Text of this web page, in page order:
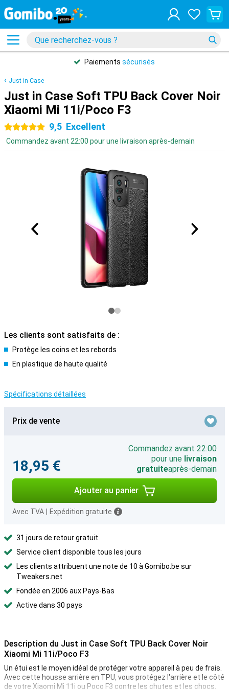
Paiements sécurisés
Just-in-Case
Just in Case Soft TPU Back Cover Noir
Xiaomi Mi 11i/Poco F3
5 étoiles9,5 Excellent
Commandez avant 22:00 pour une livraison après-demain
Les clients sont satisfaits de :
Protège les coins et les rebords
En plastique de haute qualité
Spécifications détaillées
Prix de vente
18,95 €
Commandez avant 22:00
pour une livraison
gratuiteaprès-demain
Ajouter au panier
Avec TVA Expédition gratuite
31 jours de retour gratuit
Service client disponible tous les jours
Les clients attribuent une note de 10 à Gomibo.be sur
Tweakers.net
Fondée en 2006 aux Pays-Bas
Active dans 30 pays
Description du Just in Case Soft TPU Back Cover Noir
Xiaomi Mi 11i/Poco F3
Un étui est le moyen idéal de protéger votre appareil à peu de frais.
Avec cette housse arrière en TPU, vous protégez l'arrière et le côté
de votre Xiaomi Mi 11i ou Poco F3 contre les chutes et les chocs.